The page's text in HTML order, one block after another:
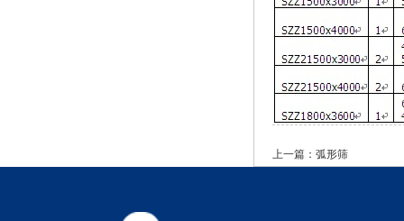
上一篇： 弧形筛